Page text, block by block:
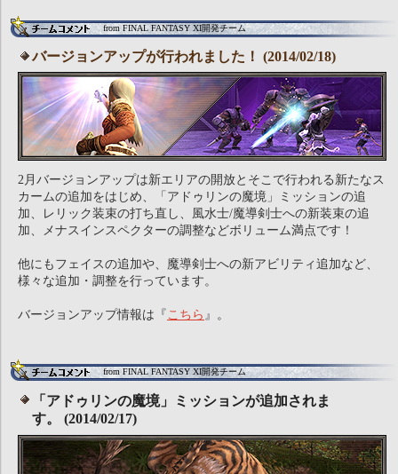
from FINAL FANTASY XI開発チーム
バージョンアップが行われました！ (2014/02/18)
2月バージョンアップは新エリアの開放とそこで行われる新たなス
カームの追加をはじめ、「アドゥリンの魔境」ミッションの追
加、レリック装束の打ち直し、風水士/魔導剣士への新装束の追
加、メナスインスペクターの調整などボリューム満点です！
他にもフェイスの追加や、魔導剣士への新アビリティ追加など、
様々な追加・調整を行っています。
バージョンアップ情報は『 こちら 』。
from FINAL FANTASY XI開発チーム
「アドゥリンの魔境」ミッションが追加されま
す。 (2014/02/17)